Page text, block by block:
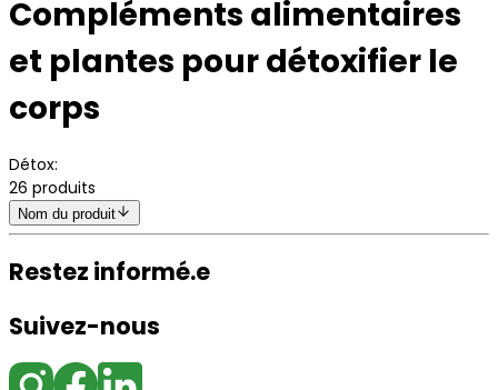
Compléments alimentaires
et plantes pour détoxifier le
corps
Détox:
26 produits
Nom du produit
Restez informé.e
Suivez-nous